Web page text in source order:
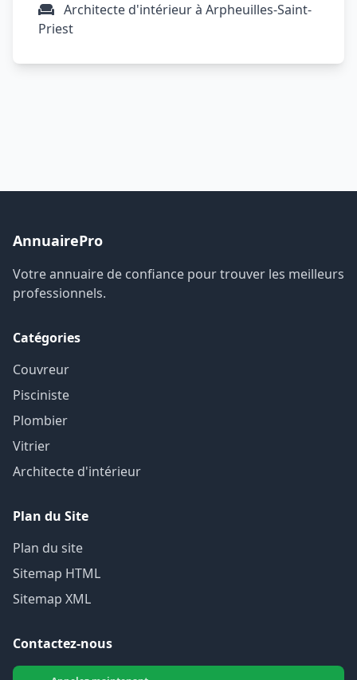
Architecte d'intérieur à Arpheuilles-Saint-
Priest
AnnuairePro
Votre annuaire de confiance pour trouver les meilleurs
professionnels.
Catégories
Couvreur
Pisciniste
Plombier
Vitrier
Architecte d'intérieur
Plan du Site
Plan du site
Sitemap HTML
Sitemap XML
Contactez-nous